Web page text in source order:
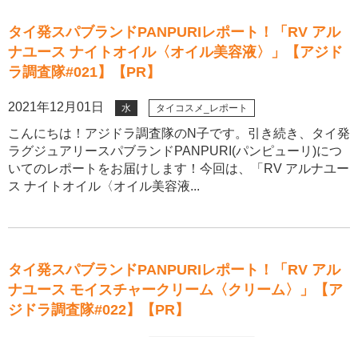
タイ発スパブランドPANPURIレポート！「RV アル
ナユース ナイトオイル〈オイル美容液〉」【アジド
ラ調査隊#021】【PR】
2021年12月01日 水 タイコスメ_レポート
こんにちは！アジドラ調査隊のN子です。引き続き、タイ発
ラグジュアリースパブランドPANPURI(パンピューリ)につ
いてのレポートをお届けします！今回は、「RV アルナユー
ス ナイトオイル〈オイル美容液...
タイ発スパブランドPANPURIレポート！「RV アル
ナユース モイスチャークリーム〈クリーム〉」【ア
ジドラ調査隊#022】【PR】